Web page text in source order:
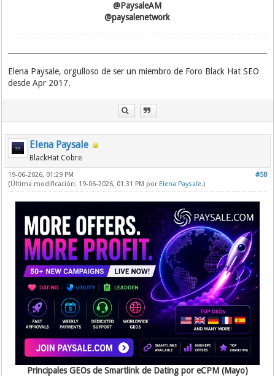
@PaysaleAM
@paysalenetwork
Elena Paysale, orgulloso de ser un miembro de Foro Black Hat SEO
desde Apr 2017.
Elena Paysale
BlackHat Cobre
#58
19-06-2026, 01:29 PM
(Última modificación: 19-06-2026, 01:31 PM por Elena Paysale.)
Principales GEOs de Smartlink de Dating por eCPM (Mayo)